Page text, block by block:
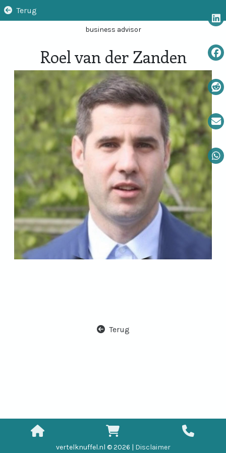
Terug
business advisor
Roel van der Zanden
Terug
vertelknuffel.nl © 2026 | Disclaimer